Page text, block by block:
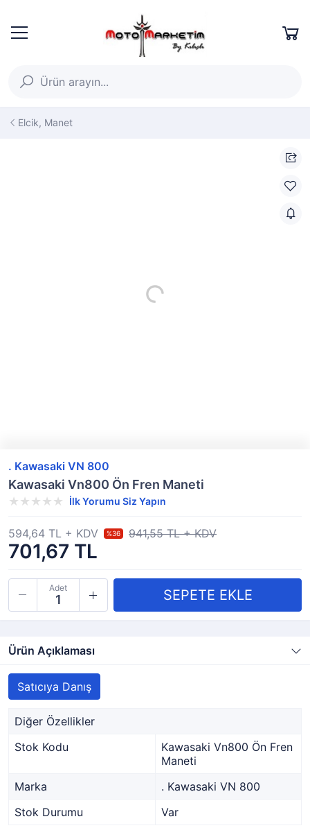
Elcik, Manet
. Kawasaki VN 800
Kawasaki Vn800 Ön Fren Maneti
İlk Yorumu Siz Yapın
701,67 TL
594,64 TL + KDV %36 941,55 TL + KDV
Adet
Ürün Açıklaması
Satıcıya Danış
Diğer Özellikler
Stok Kodu
Kawasaki Vn800 Ön Fren
Maneti
Marka
. Kawasaki VN 800
Stok Durumu
Var